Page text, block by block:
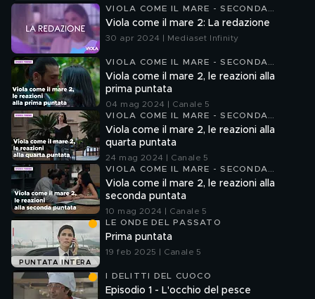
VIOLA COME IL MARE - SECONDA
STAGIONE
Viola come il mare 2: La redazione
30 apr 2024 | Mediaset Infinity
VIOLA COME IL MARE - SECONDA
STAGIONE
Viola come il mare 2, le reazioni alla
prima puntata
04 mag 2024 | Canale 5
VIOLA COME IL MARE - SECONDA
STAGIONE
Viola come il mare 2, le reazioni alla
quarta puntata
24 mag 2024 | Canale 5
VIOLA COME IL MARE - SECONDA
STAGIONE
Viola come il mare 2, le reazioni alla
seconda puntata
10 mag 2024 | Canale 5
PUNTATA INTERA
LE ONDE DEL PASSATO
Prima puntata
19 feb 2025 | Canale 5
I DELITTI DEL CUOCO
Episodio 1 - L'occhio del pesce